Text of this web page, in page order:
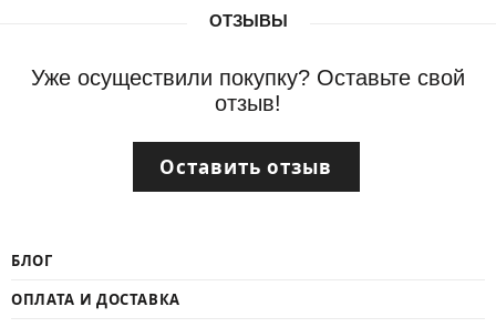
ОТЗЫВЫ
Уже осуществили покупку? Оставьте свой
отзыв!
Оставить отзыв
БЛОГ
ОПЛАТА И ДОСТАВКА